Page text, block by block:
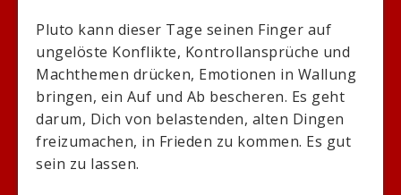
Pluto kann dieser Tage seinen Finger auf
ungelöste Konflikte, Kontrollansprüche und
Machthemen drücken, Emotionen in Wallung
bringen, ein Auf und Ab bescheren. Es geht
darum, Dich von belastenden, alten Dingen
freizumachen, in Frieden zu kommen. Es gut
sein zu lassen.